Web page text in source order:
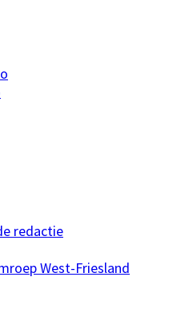
redactie
West-Friesland